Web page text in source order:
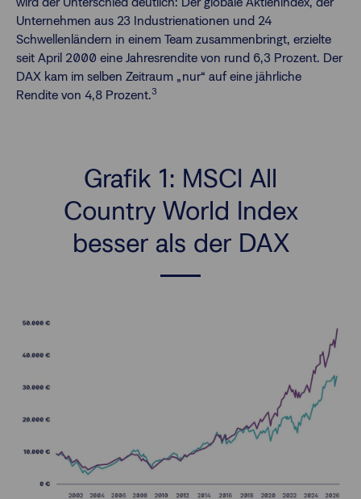
Unternehmen aus 23 Industrienationen und 24
Schwellenländern in einem Team zusammenbringt, erzielte
seit April 2000 eine Jahresrendite von rund 6,3 Prozent. Der
DAX kam im selben Zeitraum „nur“ auf eine jährliche
Rendite von 4,8 Prozent.3
Grafik 1: MSCI All
Country World Index
besser als der DAX